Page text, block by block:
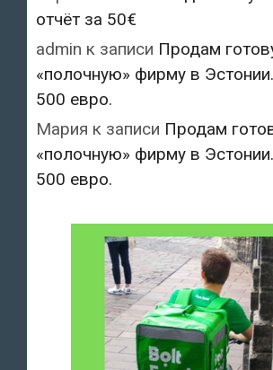
отчёт за 50€
admin к записи Продам
«полочную» фирму в
500 евро.
Мария к записи Продам
«полочную» фирму в
500 евро.